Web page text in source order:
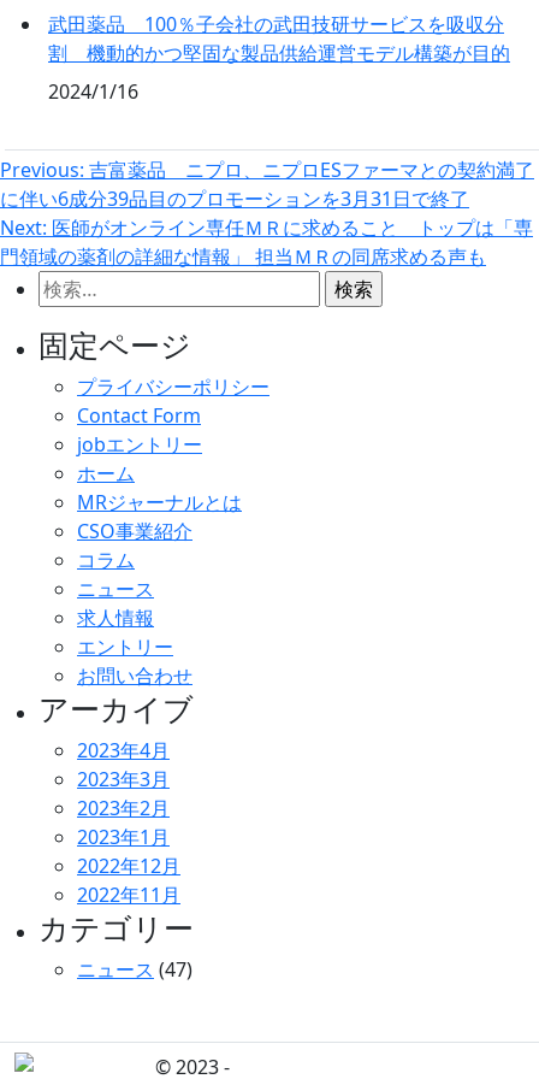
武田薬品 100％子会社の武田技研サービスを吸収分
割 機動的かつ堅固な製品供給運営モデル構築が目的
2024/1/16
投
稿
ナ
ビ
ー
Previous: 吉富薬品 ニプロ、ニプロESファーマとの契約満了
に伴い6成分39品目のプロモーションを3月31日で終了
Next: 医師がオンライン専任ＭＲに求めること トップは「専
門領域の薬剤の詳細な情報」 担当ＭＲの同席求める声も
検
索:
固定ページ
プライバシーポリシー
Contact Form
jobエントリー
ホーム
MRジャーナルとは
CSO事業紹介
コラム
ニュース
求人情報
エントリー
お問い合わせ
アーカイブ
2023年4月
2023年3月
2023年2月
2023年1月
2022年12月
2022年11月
カテゴリー
ニュース (47)
© 2023 -